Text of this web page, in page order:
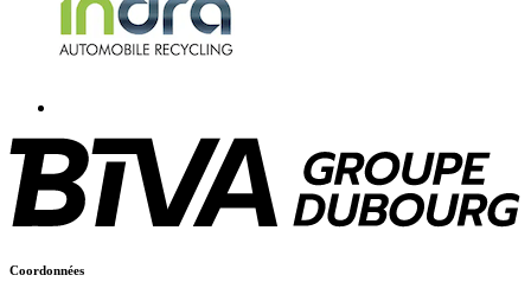
Coordonnées